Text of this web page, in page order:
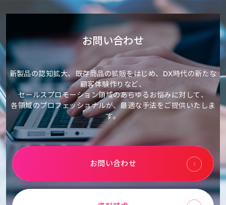
お問い合わせ
新製品の認知拡大、既存商品の拡販をはじめ、DX時代の新たな
顧客体験作りなど、
セールスプロモーション領域のあらゆるお悩みに対して、
各領域のプロフェッショナルが、最適な手法をご提供いたしま
す。
お問い合わせ